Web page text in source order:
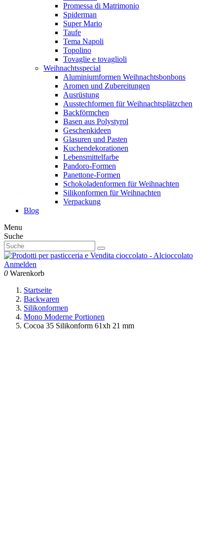
Promessa di Matrimonio
Spiderman
Super Mario
Taufe
Tema Napoli
Topolino
Tovaglie e tovaglioli
Weihnachtsspecial
Aluminiumformen Weihnachtsbonbons
Aromen und Zubereitungen
Ausrüstung
Ausstechformen für Weihnachtsplätzchen
Backförmchen
Basen aus Polystyrol
Geschenkideen
Glasuren und Pasten
Kuchendekorationen
Lebensmittelfarbe
Pandoro-Formen
Panettone-Formen
Schokoladenformen für Weihnachten
Silikonformen für Weihnachten
Verpackung
Blog
Menu
Suche
Anmelden
0 Warenkorb
Startseite
Backwaren
Silikonformen
Mono Moderne Portionen
Cocoa 35 Silikonform 61xh 21 mm